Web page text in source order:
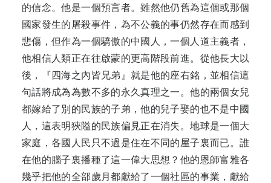
的信念。他是一個預言者。雖然他仍舊為這個或那個
國家發生的屠殺事件，為不公義的事仍然存在而感到
悲傷，但作為一個驕傲的中國人，一個人道主義者，
他相信人類正在往啟蒙的更高階段前進。從他長大以
後，『四海之內皆兄弟』就是他的座右銘，並相信這
句話將成為為數不多的永久真理之一。他的兩個女兒
都嫁給了別的民族的子弟，他的兒子娶的也不是中國
人，這表明狹隘的民族偏見正在消失。地球是一個大
家庭，各國人民只不過是住在不同的屋子裏而已。誰
在他的腦子裏播種了這一偉大思想？他的恩師富雅各
幾乎把他的全部歲月都獻給了一個社區的事業，獻給